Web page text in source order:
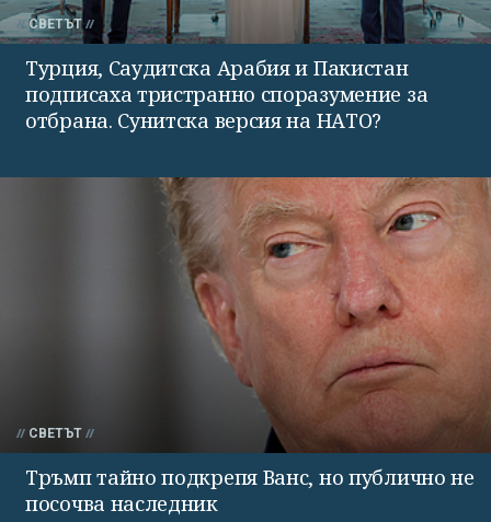
СВЕТЪТ
Турция, Саудитска Арабия и Пакистан
подписаха тристранно споразумение за
отбрана. Сунитска версия на НАТО?
СВЕТЪТ
Тръмп тайно подкрепя Ванс, но публично не
посочва наследник